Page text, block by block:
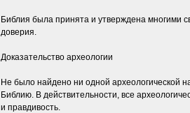
Библия была принята и утверждена многими
доверия.
Доказательство археологии
Не было найдено ни одной археологической
Библию. В действительности, все
и правдивость.